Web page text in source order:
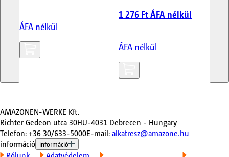
ÁFA nélkül
1 276 FtÁFA nélkül
ÁFA nélkül
AMAZONEN-WERKE Kft.
Richter Gedeon utca 30HU-4031 Debrecen - Hungary
Telefon:+36 30/633-5000E-mail:alkatresz@amazone.hu
információ információ